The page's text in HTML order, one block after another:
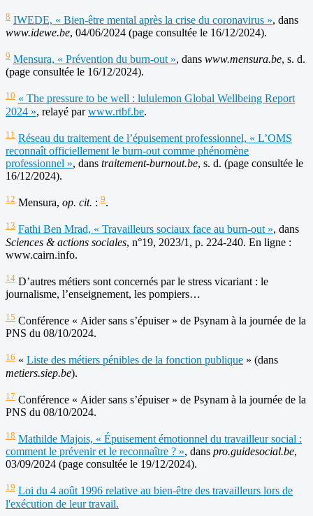
8 IWEDE, « Bien-être mental après la crise du coronavirus », dans
www.idewe.be, 04/06/2024 (page consultée le 16/12/2024).
9 Mensura, « Prévention du burn-out », dans www.mensura.be, s. d.
(page consultée le 16/12/2024).
10 « The pressure to be well : lululemon Global Wellbeing Report
2024 », relayé parwww.rtbf.be.
11 Réseau du traitement de l’épuisement professionnel, « L’OMS
reconnaît officiellement le burn-out comme phénomène
professionnel », dans traitement-burnout.be, s. d. (page consultée le
16/12/2024).
12 Mensura, op. cit. : 9.
13 Fathi Ben Mrad, « Travailleurs sociaux face au burn-out », dans
Sciences & actions sociales, n°19, 2023/1, p. 224-240. En ligne :
www.cairn.info.
14 D’autres métiers sont concernés par le stress vicariant : le
journalisme, l’enseignement, les pompiers…
15 Conférence « Aider sans s’épuiser » de Psynam à la journée de la
PNS du 08/10/2024.
16 « Liste des métiers pénibles de la fonction publique » (dans
metiers.siep.be).
17 Conférence « Aider sans s’épuiser » de Psynam à la journée de la
PNS du 08/10/2024.
18 Mathilde Majois, « Épuisement émotionnel du travailleur social :
comment le prévenir et le reconnaître ? », dans pro.guidesocial.be,
03/09/2024 (page consultée le 19/12/2024).
19 Loi du 4 août 1996 relative au bien-être des travailleurs lors de
l'exécution de leur travail.